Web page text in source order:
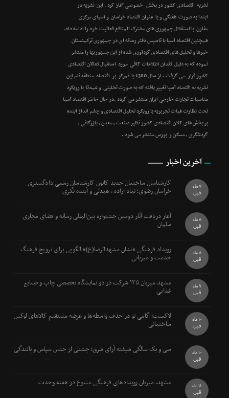
نشریه اقتصادی کشور در بخش خصوصی آغاز کرد . این نشریه در
ابتدا به صورت هفتگی و با عنوان اقتصاد خراسان و آسیای مرکزی
مقارن با استقلال جمهوری های مشترک المنافع فعالیت خود را ادامه داد.
همچنین اقتصاد آسیا با تاسیس دفتر رسانه ای در جمهوری ترکمنستان
خبرها و تحلیل های اقتصادی گردآوری شده از این جمهوریها را منتشر
نموده که به دلیل فقدان اطلاعات کافی مورد استقبال فعالان اقتصادی
کشور قرار می گرفت . از سال 1380 با تمرکز بر اقتصاد منطقه نام این
نشریه به اقتصاد آسیا تغییر یافته که به صورت تحلیلی و عمدتا با رویکرد
مناسبات تجارت خارجی ایران منتشر می گردد .در حال حاضر اقتصاد آسیا
تحت نظارت هیات تحریریه با رویکرد تحلیل اقتصادی و چشم انداز آینده
بر بخش های کلان اقتصادی کشور نظیر صنعت ، معدن ، بازرگانی ،
گردشگری ، مسکن و بورس منتشر می شود .
آخرین اخبار
کارشناسان ساختمان جدید کانون کارشناسان رسمی دادگستری
خراسان رضوی؛ نماد اراده ، همدلی و آینده نگری 7 ماه
قبل
آغاز دریافت آثار دومین جشنواره بین‌المللی رسانه و فضای مجازی
سلمان 8 ماه
قبل
رویداد فرهنگی «نشان مشهدالرضا(ع)» الگویی برای ترویج فرهنگ
خدمت و میزبانی 8 ماه
قبل
مشهد میزبان ۱۳۵ شرکت در دو نمایشگاه تخصصی چاپ و صنایع
غذایی 9 ماه
قبل
لاکمیت؛ گامی نو در حذف واسطه‌ها و عرضه مستقیم کالاهای لوکس
ساختمانی 10 ماه
قبل
سی و یک سالگی شیفته آرای شرق؛ جشنی از جنس سپاس و بالندگی 10 ماه
قبل
مشهد، میزبان رویدادهای فرهنگی متنوع در هفته وحدت 11 ماه
قبل